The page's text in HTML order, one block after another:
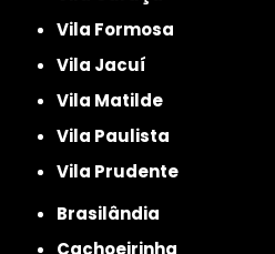
Vila Formosa
Vila Jacuí
Vila Matilde
Vila Paulista
Vila Prudente
Brasilândia
Cachoeirinha